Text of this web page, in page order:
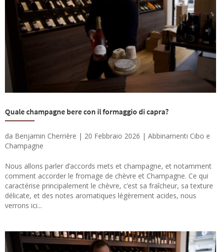
Quale champagne bere con il formaggio di capra?
da Benjamin Cherrière | 20 Febbraio 2026 | Abbinamenti Cibo e
Champagne
Nous allons parler d’accords mets et champagne, et notamment
comment accorder le fromage de chèvre et Champagne. Ce qui
caractérise principalement le chèvre, c’est sa fraîcheur, sa texture
délicate, et des notes aromatiques légèrement acides, nous
verrons ici...